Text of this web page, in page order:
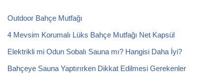
Outdoor Bahçe Mutfağı
4 Mevsim Korumalı Lüks Bahçe Mutfağı Net Kapsül
Elektrikli mi Odun Sobalı Sauna mı? Hangisi Daha İyi?
Bahçeye Sauna Yaptırırken Dikkat Edilmesi Gerekenler